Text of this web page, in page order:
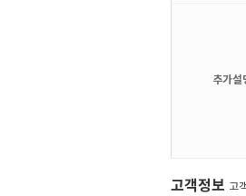
추가설
고객정보 고